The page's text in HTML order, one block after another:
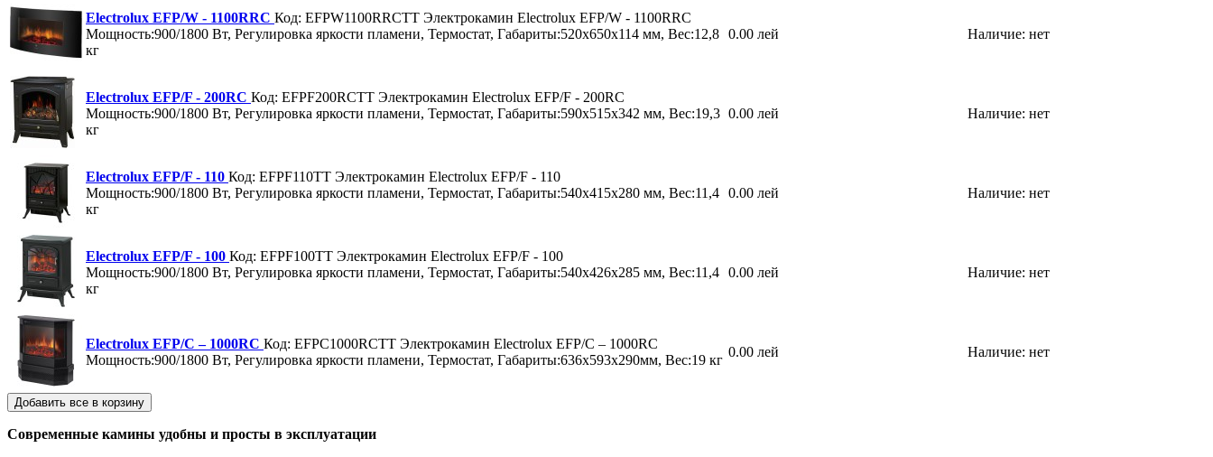
Electrolux EFP/W - 1100RRC Код: EFPW1100RRCTT Электрокамин Electrolux EFP/W - 1100RRC
Мощность:900/1800 Вт, Регулировка яркости пламени, Термостат, Габариты:520х650х114 мм, Вес:12,8
кг
0.00 лей Наличие: нет
Electrolux EFP/F - 200RC Код: EFPF200RCTT Электрокамин Electrolux EFP/F - 200RC
Мощность:900/1800 Вт, Регулировка яркости пламени, Термостат, Габариты:590х515х342 мм, Вес:19,3
кг
0.00 лей Наличие: нет
Electrolux EFP/F - 110 Код: EFPF110TT Электрокамин Electrolux EFP/F - 110
Мощность:900/1800 Вт, Регулировка яркости пламени, Термостат, Габариты:540х415х280 мм, Вес:11,4
кг
0.00 лей Наличие: нет
Electrolux EFP/F - 100 Код: EFPF100TT Электрокамин Electrolux EFP/F - 100
Мощность:900/1800 Вт, Регулировка яркости пламени, Термостат, Габариты:540х426х285 мм, Вес:11,4
кг
0.00 лей Наличие: нет
Electrolux EFP/C – 1000RC Код: EFPC1000RCTT Электрокамин Electrolux EFP/C – 1000RC
Мощность:900/1800 Вт, Регулировка яркости пламени, Термостат, Габариты:636х593х290мм, Вес:19 кг
0.00 лей Наличие: нет
Современные камины удобны и просты в эксплуатации